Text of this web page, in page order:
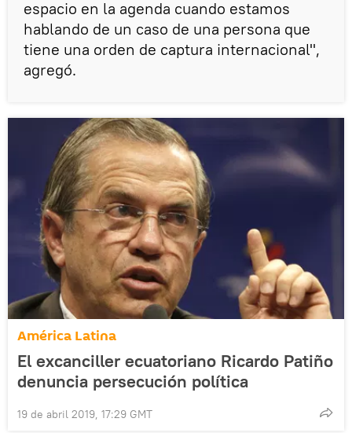
espacio en la agenda cuando estamos
hablando de un caso de una persona que
tiene una orden de captura internacional",
agregó.
América Latina
El excanciller ecuatoriano Ricardo Patiño
denuncia persecución política
19 de abril 2019, 17:29 GMT